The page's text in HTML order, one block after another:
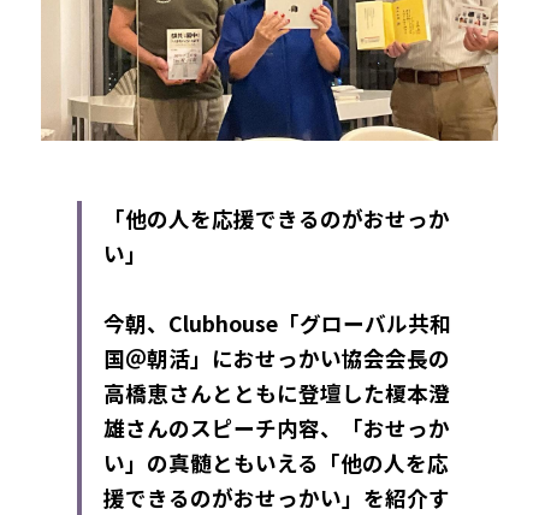
「他の人を応援できるのがおせっか
い」
今朝、Clubhouse「グローバル共和
国＠朝活」におせっかい協会会長の
高橋恵さんとともに登壇した榎本澄
雄さんのスピーチ内容、「おせっか
い」の真髄ともいえる「他の人を応
援できるのがおせっかい」を紹介す